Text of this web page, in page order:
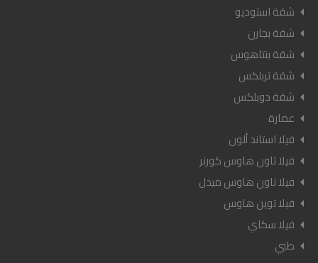
شقة استوديو
شقة بجارن
شقة بنتاهوس
شقة تربلكس
شقة دوبلكس
عمارة
فيلا استاند ألون
فيلا تاون هاوس كورنر
فيلا تاون هاوس ميدل
فيلا توين هاوس
فيلا سكاي
طبي